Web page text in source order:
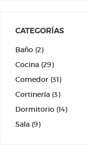
CATEGORÍAS
Baño (2)
Cocina (29)
Comedor (31)
Cortinería (3)
Dormitorio (14)
Sala (9)